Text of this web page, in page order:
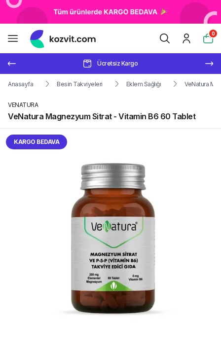
0
Ücretsiz Kargo
Anasayfa Besin Takviyeleri Eklem Sağlığı VeNatura
VENATURA
VeNatura Magnezyum Sitrat - Vitamin B6 60 Tablet
KARGO BEDAVA